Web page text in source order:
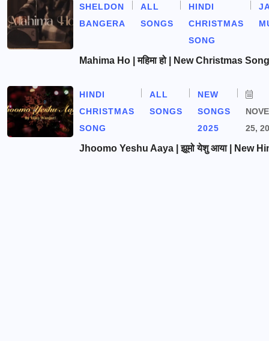
SHELDON
BANGERA
ALL
SONGS
HINDI
CHRISTMAS
SONG
Mahima Ho | महिमा हो | New Christmas Song
HINDI
CHRISTMAS
SONG
ALL
SONGS
NEW
SONGS
2025
25,
Jhoomo Yeshu Aaya | झूमो येशु आया | New